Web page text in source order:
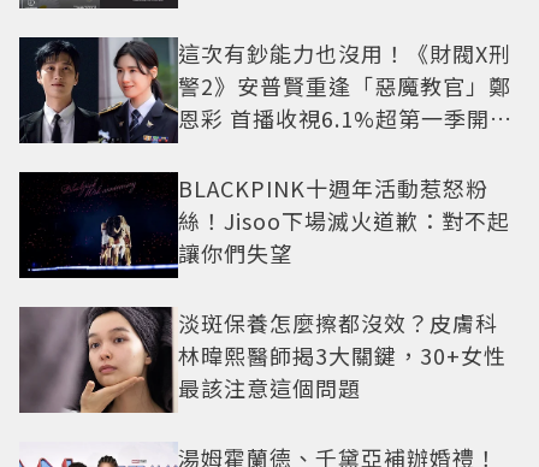
這次有鈔能力也沒用！《財閥X刑
警2》安普賢重逢「惡魔教官」鄭
恩彩 首播收視6.1%超第一季開紅
BLACKPINK十週年活動惹怒粉
絲！Jisoo下場滅火道歉：對不起
讓你們失望
淡斑保養怎麼擦都沒效？皮膚科
林暐熙醫師揭3大關鍵，30+女性
最該注意這個問題
湯姆霍蘭德、千黛亞補辦婚禮！